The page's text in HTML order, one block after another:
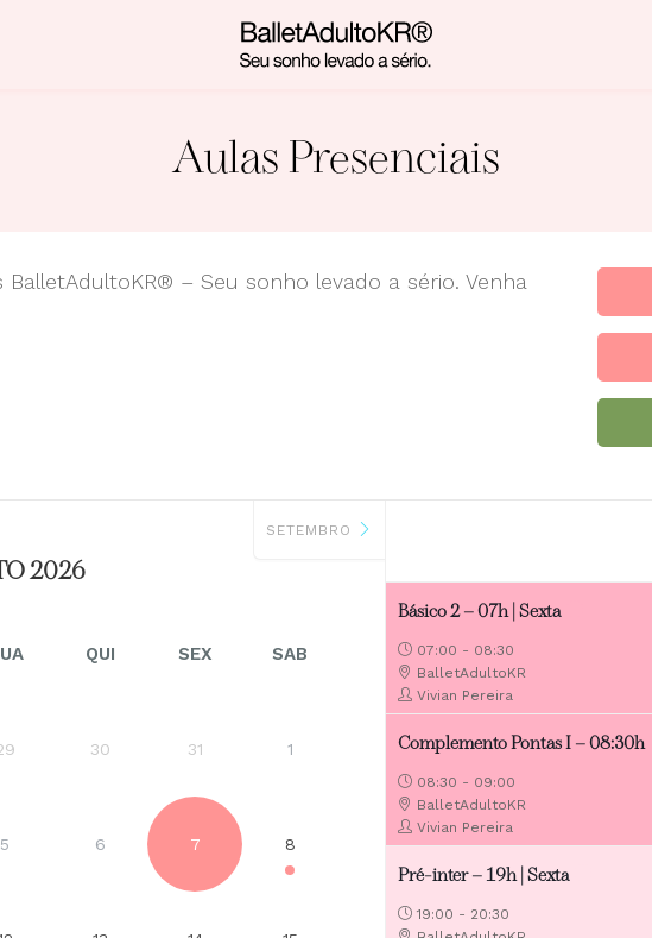
Aulas Presenciais
BalletAdultoKR® – Seu sonho levado a sério. Venha
2026
SETEMBRO
QUI SEX SAB
30 31 1
5 6 7 8
Básico 2 – 07h | Sexta
07:00 - 08:30
BalletAdultoKR
Vivian Pereira
Complemento Pontas I – 08:30h
08:30 - 09:00
BalletAdultoKR
Vivian Pereira
Pré-inter – 19h | Sexta
19:00 - 20:30